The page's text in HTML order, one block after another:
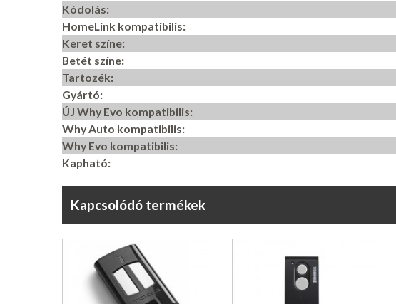
Kódolás:
HomeLink kompatibilis:
Keret színe:
Betét színe:
Tartozék:
Gyártó:
ÚJ Why Evo kompatibilis:
Why Auto kompatibilis:
Why Evo kompatibilis:
Kapható:
Kapcsolódó termékek